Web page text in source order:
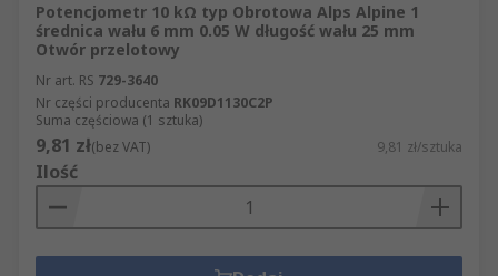
Potencjometr 10 kΩ typ Obrotowa Alps Alpine 1
średnica wału 6 mm 0.05 W długość wału 25 mm
Otwór przelotowy
Nr art. RS 729-3640
Nr części producenta RK09D1130C2P
Suma częściowa (1 sztuka)
9,81 zł(bez VAT) 9,81 zł/sztuka
Ilość